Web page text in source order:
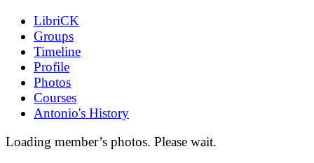
LibriCK
Groups
Timeline
Profile
Photos
Courses
Antonio's History
Loading member’s photos. Please wait.